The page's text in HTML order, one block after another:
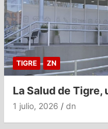
TIGRE ZN
La Salud de Tigre,
1 julio, 2026 dn